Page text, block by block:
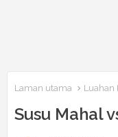
Laman utama Luahan
Susu Mahal